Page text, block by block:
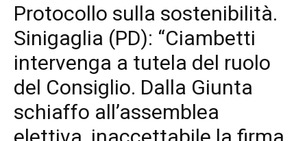
Protocollo sulla sostenibilità.
Sinigaglia (PD): “Ciambetti
intervenga a tutela del ruolo
del Consiglio. Dalla Giunta
schiaffo all’assemblea